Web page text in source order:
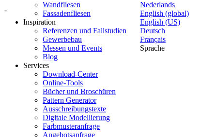
-
Nederlands
English (global)
English (US)
Deutsch
Français
Sprache
Wandfliesen
Fassadenfliesen
Inspiration
Referenzen und Fallstudien
Gewerbebau
Messen und Events
Blog
Services
Download-Center
Online-Tools
Bücher und Broschüren
Pattern Generator
Ausschreibungstexte
Digitale Modellierung
Farbmusteranfrage
Angebotsanfrage